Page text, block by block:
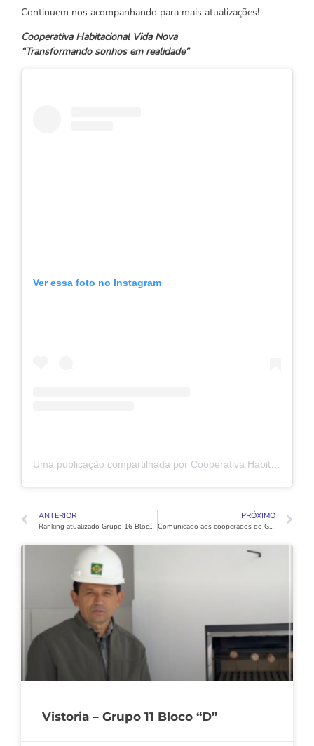
Continuem nos acompanhando para mais atualizações!
Cooperativa Habitacional Vida Nova
“Transformando sonhos em realidade”
Ver essa foto no Instagram
ANTERIOR
Ranking atualizado Grupo 16 Bloco “C” após abdicações.
PRÓXIMO
Comunicado aos cooperados do Grupo 12 Bloco “C”
Vistoria – Grupo 11 Bloco “D”